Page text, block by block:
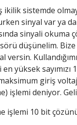
ikilik sistemde
sinyal var ya
sinyali
düşünelim.
versin.
yüksek
giriş
işlemi deniyor.
işlemi 10 bit